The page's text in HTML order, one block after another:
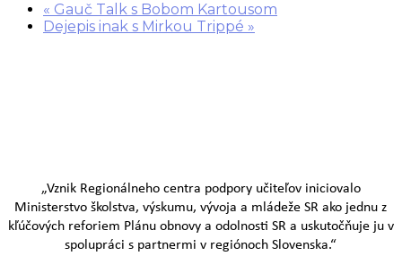
« Gauč Talk s Bobom Kartousom
Dejepis inak s Mirkou Trippé »
„Vznik Regionálneho centra podpory učiteľov iniciovalo
Ministerstvo školstva, výskumu, vývoja a mládeže SR ako jednu z
kľúčových reforiem Plánu obnovy a odolnosti SR a uskutočňuje ju v
spolupráci s partnermi v regiónoch Slovenska.“